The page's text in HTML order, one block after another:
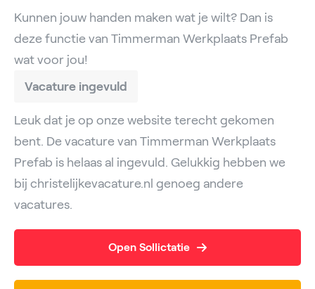
Kunnen jouw handen maken wat je wilt? Dan is
deze functie van Timmerman Werkplaats Prefab
wat voor jou!
Vacature ingevuld
Leuk dat je op onze website terecht gekomen
bent. De vacature van Timmerman Werkplaats
Prefab is helaas al ingevuld. Gelukkig hebben we
bij christelijkevacature.nl genoeg andere
vacatures.
Open Sollictatie